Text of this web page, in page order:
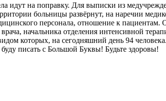
идут на поправку. Для выписки из
больницы развёрнут, на наречии
персонала, отношение к
начальника отделения интенсивной
которых, на сегодняшний день 94
писать с Большой Буквы! Будьте здоровы!